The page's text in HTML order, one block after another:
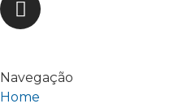
Navegação
Home